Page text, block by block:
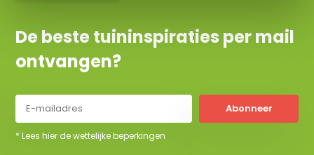
De beste tuininspiraties per mail
ontvangen?
Abonneer
* Lees hier de wettelijke beperkingen